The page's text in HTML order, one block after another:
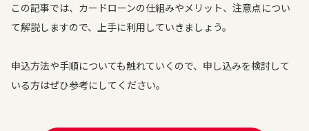
この記事では、カードローンの仕組みやメリット、注意点につい
て解説しますので、上手に利用していきましょう。
申込方法や手順についても触れていくので、申し込みを検討して
いる方はぜひ参考にしてください。